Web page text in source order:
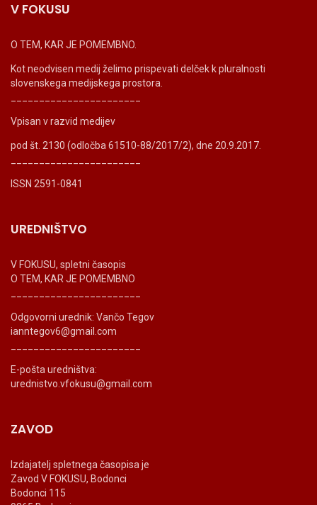
V FOKUSU
O TEM, KAR JE POMEMBNO.
Kot neodvisen medij želimo prispevati delček k pluralnosti
slovenskega medijskega prostora.
Vpisan v razvid medijev
pod št. 2130 (odločba 61510-88/2017/2), dne 20.9.2017.
ISSN 2591-0841
UREDNIŠTVO
V FOKUSU, spletni časopis
O TEM, KAR JE POMEMBNO
Odgovorni urednik: Vančo Tegov
ianntegov6@gmail.com
E-pošta uredništva:
urednistvo.vfokusu@gmail.com
ZAVOD
Izdajatelj spletnega časopisa je
Zavod V FOKUSU, Bodonci
Bodonci 115